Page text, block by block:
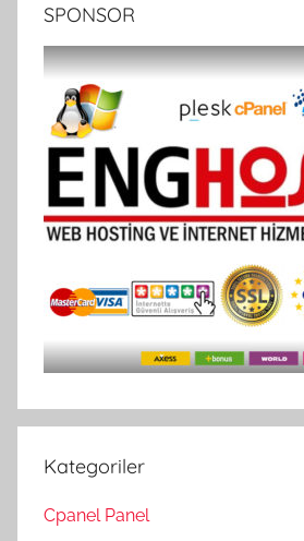
SPONSOR
Kategoriler
Cpanel Panel